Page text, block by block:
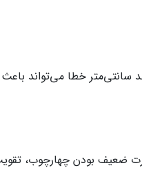
ضعیف بودن چهارچوب،